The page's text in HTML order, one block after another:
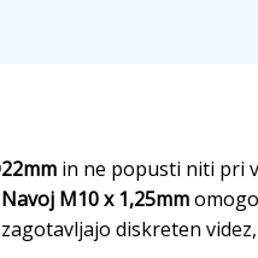
in ne popusti niti pri
Navoj M10 x 1,25mm
diskreten